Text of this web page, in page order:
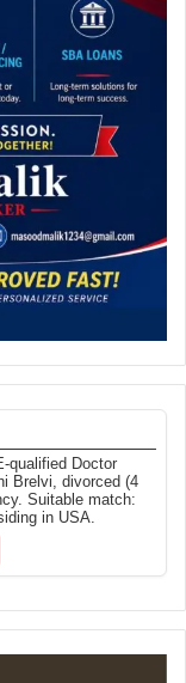
qualified Doctor
Brelvi, divorced (4
Suitable match:
in USA.